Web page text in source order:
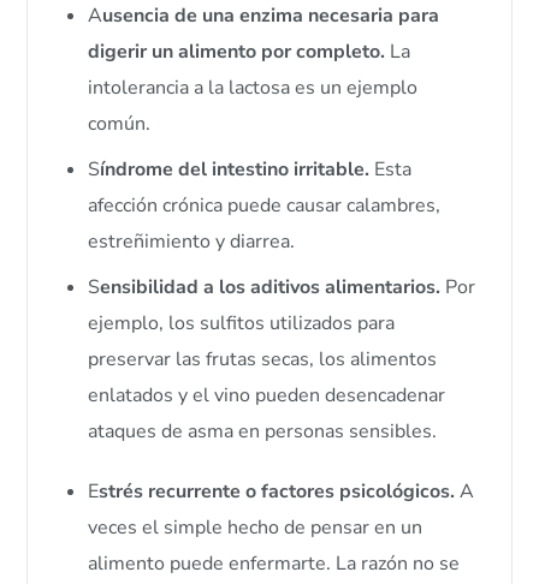
Ausencia de una enzima necesaria para
digerir un alimento por completo. La
intolerancia a la lactosa es un ejemplo
común.
Síndrome del intestino irritable. Esta
afección crónica puede causar calambres,
estreñimiento y diarrea.
Sensibilidad a los aditivos alimentarios. Por
ejemplo, los sulfitos utilizados para
preservar las frutas secas, los alimentos
enlatados y el vino pueden desencadenar
ataques de asma en personas sensibles.
Estrés recurrente o factores psicológicos. A
veces el simple hecho de pensar en un
alimento puede enfermarte. La razón no se